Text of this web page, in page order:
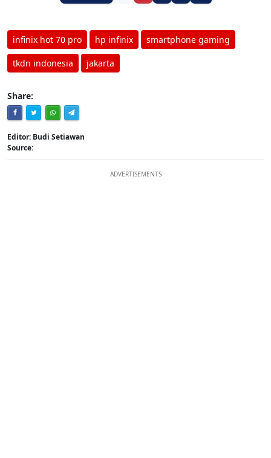
infinix hot 70 pro hp infinix smartphone gaming
tkdn indonesia jakarta
Share:
Editor: Budi Setiawan
Source:
ADVERTISEMENTS